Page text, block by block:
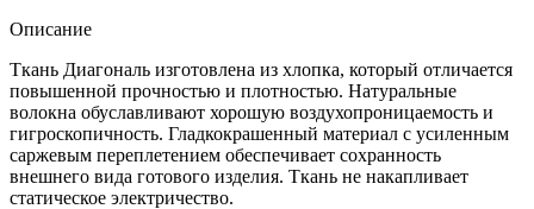
Описание
Ткань Диагональ изготовлена из хлопка, который отличается
повышенной прочностью и плотностью. Натуральные
волокна обуславливают хорошую воздухопроницаемость и
гигроскопичность. Гладкокрашенный материал с усиленным
саржевым переплетением обеспечивает сохранность
внешнего вида готового изделия. Ткань не накапливает
статическое электричество.